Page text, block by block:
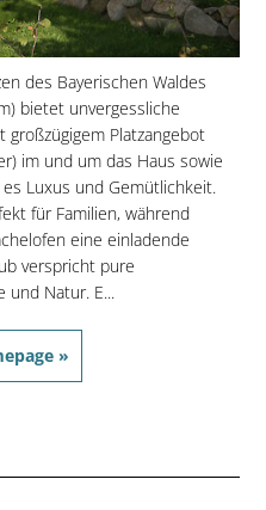
des Bayerischen Waldes 
bietet unvergessliche
Platzangebot
im und um das Haus sowie
Luxus und Gemütlichkeit.
für Familien, während
eine einladende
verspricht pure
und Natur. E...
»